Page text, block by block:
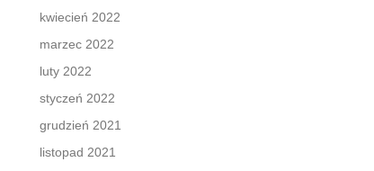
kwiecień 2022
marzec 2022
luty 2022
styczeń 2022
grudzień 2021
listopad 2021